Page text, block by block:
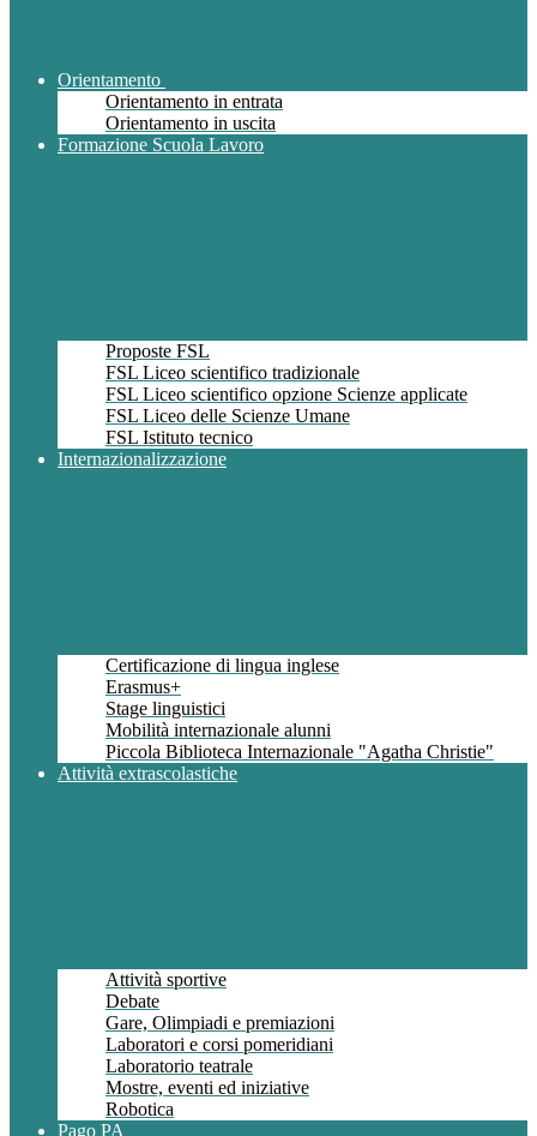
Orientamento
Orientamento in entrata
Orientamento in uscita
Formazione Scuola Lavoro
Proposte FSL
FSL Liceo scientifico tradizionale
FSL Liceo scientifico opzione Scienze applicate
FSL Liceo delle Scienze Umane
FSL Istituto tecnico
Internazionalizzazione
Certificazione di lingua inglese
Erasmus+
Stage linguistici
Mobilità internazionale alunni
Piccola Biblioteca Internazionale "Agatha Christie"
Attività extrascolastiche
Attività sportive
Debate
Gare, Olimpiadi e premiazioni
Laboratori e corsi pomeridiani
Laboratorio teatrale
Mostre, eventi ed iniziative
Robotica
Pago PA